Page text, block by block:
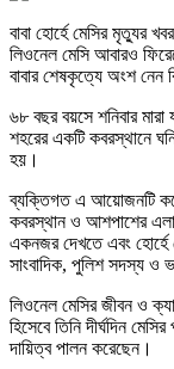
বাবা হোর্হে মেসির মৃত্যুর
লিওনেল মেসি আবারও
বাবার শেষকৃত্যে অংশ নেন
৬৮ বছর বয়সে শনিবার মারা
শহরের একটি কবরস্থানে
হয়।
ব্যক্তিগত এ আয়োজনটি
কবরস্থান ও আশপাশের
একনজর দেখতে এবং হোর্হে
সাংবাদিক, পুলিশ সদস্য ও
লিওনেল মেসির জীবন ও
হিসেবে তিনি দীর্ঘদিন
দায়িত্ব পালন করেছেন।